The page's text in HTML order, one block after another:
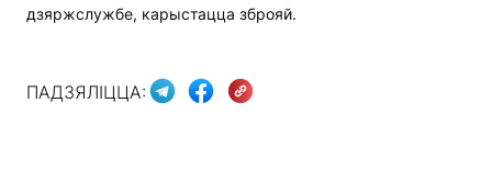
дзяржслужбе, карыстацца зброяй.
ПАДЗЯЛІЦЦА: